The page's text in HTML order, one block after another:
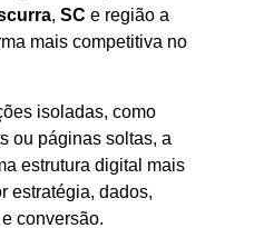
, SC e região a
mais competitiva no
isoladas, como
ou páginas soltas, a
estrutura digital mais
estratégia, dados,
conversão.